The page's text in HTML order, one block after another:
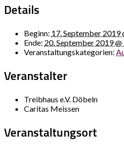
Details
Beginn: 17. September 2019
Ende: 20. September 2019
Veranstaltungskategorien:
Veranstalter
Treibhaus e.V. Döbeln
Caritas Meissen
Veranstaltungsort